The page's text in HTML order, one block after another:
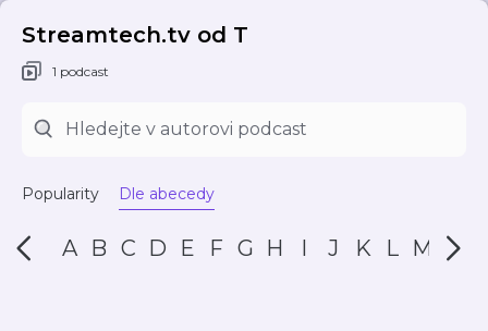
Streamtech.tv od T
1 podcast
Popularity Dle abecedy
A B C D E F G H I J K L M N